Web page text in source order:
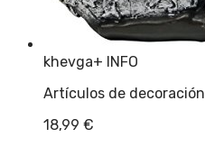
khevga+ INFO
Artículos de decoración
18,99 €